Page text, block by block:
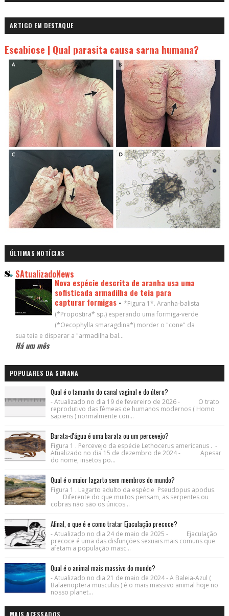
ARTIGO EM DESTAQUE
Escabiose | Qual parasita causa sarna humana?
ÚLTIMAS NOTÍCIAS
SAtualizadoNews
Nova espécie descrita de aranha usa uma
sofisticada armadilha de teia para
capturar formigas - *Figura 1*. Aranha-balista
(*Propostira* sp.) esperando uma formiga-verde
(*Oecophylla smaragdina*) morder o "cone" da
sua teia e disparar a "armadilha bal...
Há um mês
POPULARES DA SEMANA
Qual é o tamanho do canal vaginal e do útero?
- Atualizado no dia 19 de fevereiro de 2026 - O trato
reprodutivo das fêmeas de humanos modernos ( Homo
sapiens ) normalmente con...
Barata-d'água é uma barata ou um percevejo?
Figura 1 . Percevejo da espécie Lethocerus americanus . -
Atualizado no dia 15 de dezembro de 2024 - Apesar
do nome, insetos po...
Qual é o maior lagarto sem membros do mundo?
Figura 1 . Lagarto adulto da espécie Pseudopus apodus.
Diferente do que muitos pensam, as serpentes ou
cobras não são os únicos...
Afinal, o que é e como tratar Ejaculação precoce?
- Atualizado no dia 24 de maio de 2025 - Ejaculação
precoce é uma das disfunções sexuais mais comuns que
afetam a população masc...
Qual é o animal mais massivo do mundo?
- Atualizado no dia 21 de maio de 2024 - A Baleia-Azul (
Balaenoptera musculus ) é o mais massivo animal hoje no
nosso planet...
MAIS ACESSADOS